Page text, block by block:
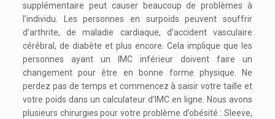
supplémentaire peut causer beaucoup de problèmes à
l’individu. Les personnes en surpoids peuvent souffrir
d’arthrite, de maladie cardiaque, d’accident vasculaire
cérébral, de diabète et plus encore. Cela implique que les
personnes ayant un IMC inférieur doivent faire un
changement pour être en bonne forme physique. Ne
perdez pas de temps et commencez à saisir votre taille et
votre poids dans un calculateur d’IMC en ligne. Nous avons
plusieurs chirurgies pour votre problème d’obésité : Sleeve,